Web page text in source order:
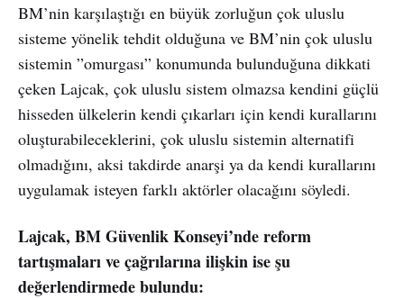
BM’nin karşılaştığı en büyük zorluğun çok uluslu
sisteme yönelik tehdit olduğuna ve BM’nin çok uluslu
sistemin ”omurgası” konumunda bulunduğuna dikkati
çeken Lajcak, çok uluslu sistem olmazsa kendini güçlü
hisseden ülkelerin kendi çıkarları için kendi kurallarını
oluşturabileceklerini, çok uluslu sistemin alternatifi
olmadığını, aksi takdirde anarşi ya da kendi kurallarını
uygulamak isteyen farklı aktörler olacağını söyledi.
Lajcak, BM Güvenlik Konseyi’nde reform
tartışmaları ve çağrılarına ilişkin ise şu
değerlendirmede bulundu: